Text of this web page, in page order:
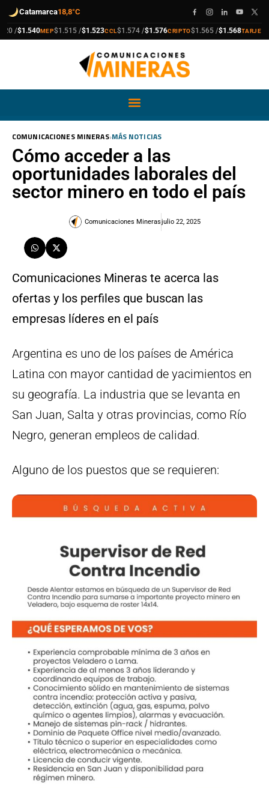
Catamarca18,8°C
$1.540 MEP
compra$1.515 /
venta $1.523 CCL
compra$1.574 /
venta $1.576 CRIPTO
compra$1.565 /
venta $1.568 TARJETA
compra
venta
COMUNICACIONES MINERAS›MÁS NOTICIAS
Cómo acceder a las
oportunidades laborales del
sector minero en todo el país
Comunicaciones Minerasjulio 22, 2025
Comunicaciones Mineras te acerca las
ofertas y los perfiles que buscan las
empresas líderes en el país
Argentina es uno de los países de América
Latina con mayor cantidad de yacimientos en
su geografía. La industria que se levanta en
San Juan, Salta y otras provincias, como Río
Negro, generan empleos de calidad.
Alguno de los puestos que se requieren: